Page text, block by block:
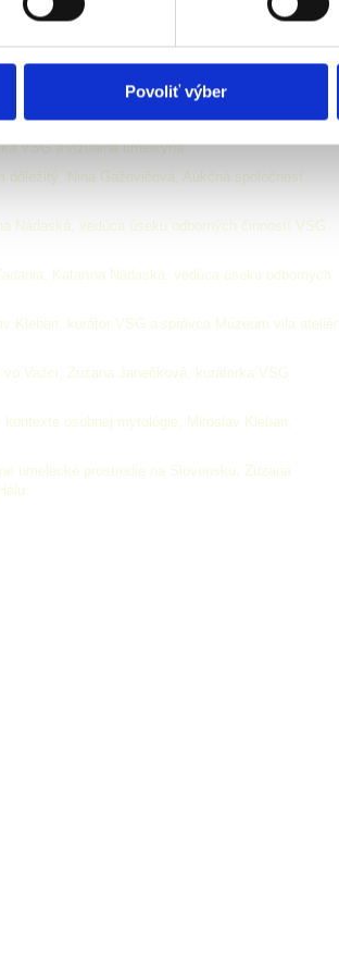
Povoliť výber
pre seniorov*ky nad 65 rokov a študentov*ky
.
VSG a vizuálna umelkyňa
dôležitý, Nina Gažovičová, Aukčná spoločnosť
Nádaská, vedúca úseku odborných činností VSG
Katarína Nádaská, vedúca úseku odborných
Kleban, kurátor VSG a správca Múzeum vila ateliér
Važci, Zuzana Janečková, kurátorka VSG
osobnej mytológie, Miroslav Kleban,
umelecké prostredie na Slovensku, Zuzana